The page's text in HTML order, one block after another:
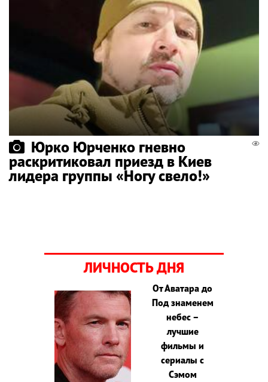
Юрко Юрченко гневно
раскритиковал приезд в Киев
лидера группы «Ногу свело!»
ЛИЧНОСТЬ ДНЯ
От Аватара до
Под знаменем
небес –
лучшие
фильмы и
сериалы с
Сэмом